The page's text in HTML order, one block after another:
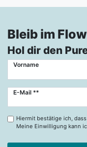
Bleib im Flow
Hol dir den
Vorname
E-Mail **
Newsletter
Hiermit bestätige ich,
Meine Einwilligung kann